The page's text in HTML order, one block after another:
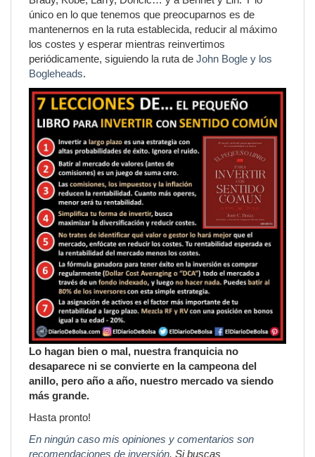
único en lo que tenemos que preocuparnos es de
mantenernos en la ruta establecida, reducir al máximo
los costes y esperar mientras reinvertimos
periódicamente, siguiendo la ruta de John Bogle y los
Bogleheads.
Lo hagan bien o mal, nuestra franquicia no
desaparece ni se convierte en la campeona del
anillo, pero año a año, nuestro mercado va siendo
más grande.
Hasta pronto!
En ningún caso mis opiniones y comentarios son
recomendaciones de inversión. Si buscas